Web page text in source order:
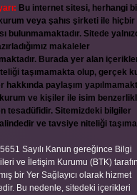
Bu internet sitesi, herhangi
veya şahıs şirketi ile hiçbir
bulunmamaktadır. Sitede
makaleler
Burada yer alan
taşımamakta olup, gerçek
hakkında paylaşım
ve kişiler ile isim
tesadüfidir. Sitemizdeki bilgiler
ve tavsiye niteliği
Sayılı Kanun gereğince Bilgi
ve İletişim Kurumu (BTK)
bir Yer Sağlayıcı olarak hizmet
Bu nedenle, sitedeki içerikleri